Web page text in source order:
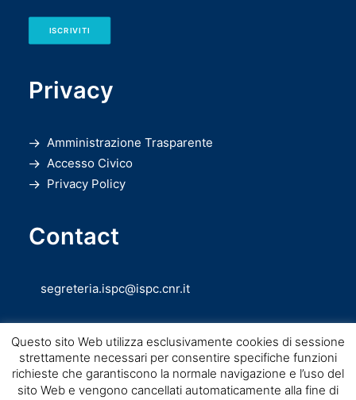
ISCRIVITI
Privacy
Amministrazione Trasparente
Accesso Civico
Privacy Policy
Contact
segreteria.ispc@ispc.cnr.it
Questo sito Web utilizza esclusivamente cookies di sessione
strettamente necessari per consentire specifiche funzioni
richieste che garantiscono la normale navigazione e l’uso del
sito Web e vengono cancellati automaticamente alla fine di